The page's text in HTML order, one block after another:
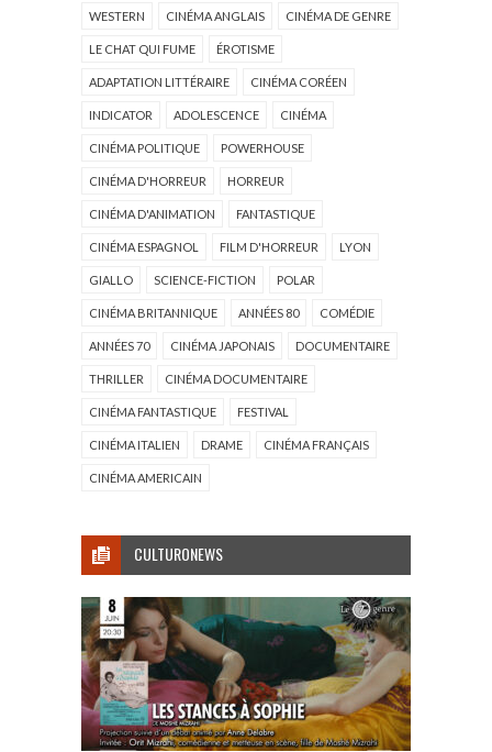
WESTERN CINÉMA ANGLAIS CINÉMA DE GENRE
LE CHAT QUI FUME ÉROTISME
ADAPTATION LITTÉRAIRE CINÉMA CORÉEN
INDICATOR ADOLESCENCE CINÉMA
CINÉMA POLITIQUE POWERHOUSE
CINÉMA D'HORREUR HORREUR
CINÉMA D'ANIMATION FANTASTIQUE
CINÉMA ESPAGNOL FILM D'HORREUR LYON
GIALLO SCIENCE-FICTION POLAR
CINÉMA BRITANNIQUE ANNÉES 80 COMÉDIE
ANNÉES 70 CINÉMA JAPONAIS DOCUMENTAIRE
THRILLER CINÉMA DOCUMENTAIRE
CINÉMA FANTASTIQUE FESTIVAL
CINÉMA ITALIEN DRAME CINÉMA FRANÇAIS
CINÉMA AMERICAIN
CULTURONEWS